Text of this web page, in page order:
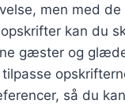
men med de
kan du
gæster og
så du